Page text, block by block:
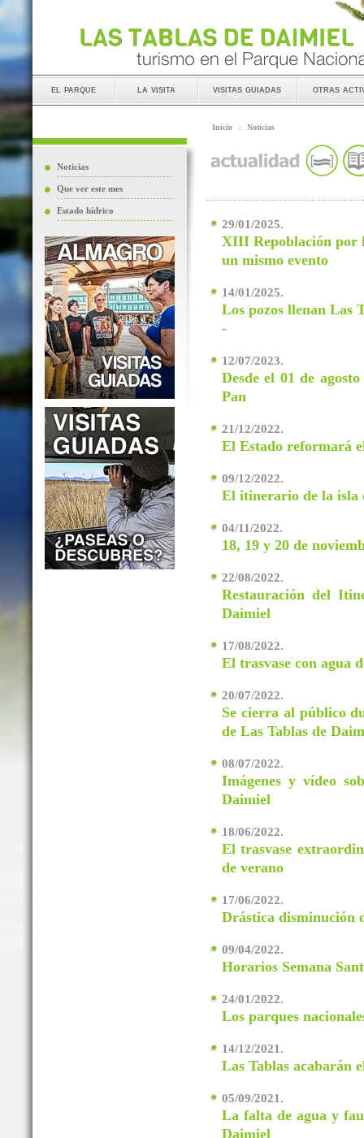
el parque la visita visitas guiadas otras
Noticias
Que ver este mes
Estado hídrico
Inicio :: Noticias
29/01/2025.
XIII Repoblación por
un mismo evento
14/01/2025.
Los pozos llenan Las
-
12/07/2023.
Desde el 01 de
Pan
21/12/2022.
El Estado reformará
09/12/2022.
El itinerario de la isla
04/11/2022.
18, 19 y 20 de
22/08/2022.
Restauración del
Daimiel
17/08/2022.
El trasvase con agua
20/07/2022.
Se cierra al público
de Las Tablas de
08/07/2022.
Imágenes y vídeo
Daimiel
18/06/2022.
El trasvase
de verano
17/06/2022.
Drástica disminución
09/04/2022.
Horarios Semana
24/01/2022.
Los parques
14/12/2021.
Las Tablas acabarán
05/09/2021.
La falta de agua y
Daimiel